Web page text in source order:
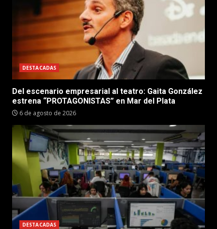
DESTACADAS
Del escenario empresarial al teatro: Gaita González
estrena “PROTAGONISTAS” en Mar del Plata
6 de agosto de 2026
DESTACADAS